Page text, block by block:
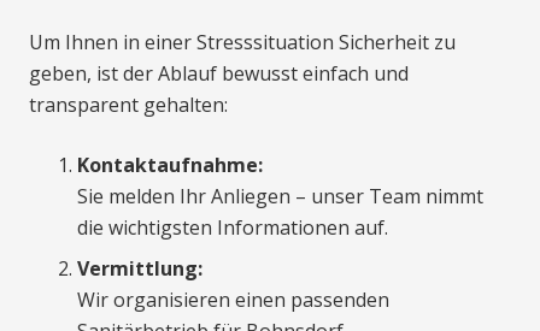
Um Ihnen in einer Stresssituation Sicherheit zu
geben, ist der Ablauf bewusst einfach und
transparent gehalten:
Kontaktaufnahme:
Sie melden Ihr Anliegen – unser Team nimmt
die wichtigsten Informationen auf.
Vermittlung:
Wir organisieren einen passenden